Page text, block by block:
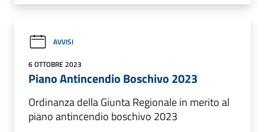
AVVISI
6 OTTOBRE 2023
Piano Antincendio Boschivo 2023
Ordinanza della Giunta Regionale in merito al
piano antincendio boschivo 2023